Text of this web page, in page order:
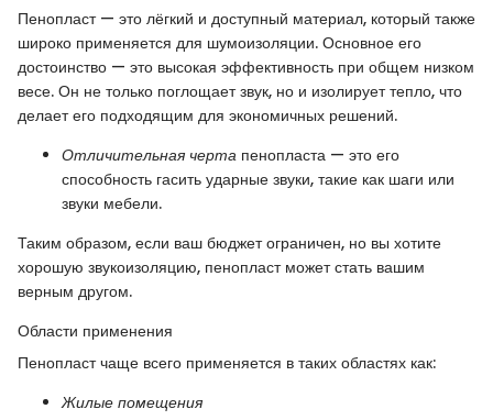
Пенопласт — это лёгкий и доступный материал, который также
широко применяется для шумоизоляции. Основное его
достоинство — это высокая эффективность при общем низком
весе. Он не только поглощает звук, но и изолирует тепло, что
делает его подходящим для экономичных решений.
Отличительная черта пенопласта — это его
способность гасить ударные звуки, такие как шаги или
звуки мебели.
Таким образом, если ваш бюджет ограничен, но вы хотите
хорошую звукоизоляцию, пенопласт может стать вашим
верным другом.
Области применения
Пенопласт чаще всего применяется в таких областях как:
Жилые помещения